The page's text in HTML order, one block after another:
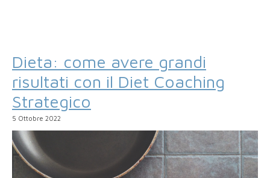
Dieta: come avere grandi
risultati con il Diet Coaching
Strategico
5 Ottobre 2022